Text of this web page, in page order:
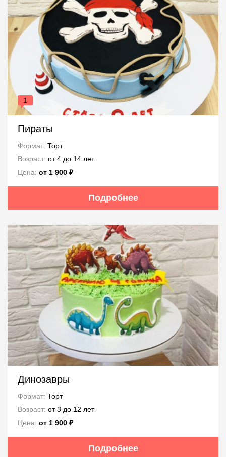
1
Пираты
Формат: Торт
Возраст: от 4 до 14 лет
Цена: от 1 900 ₽
Подробнее
Динозавры
Формат: Торт
Возраст: от 3 до 12 лет
Цена: от 1 900 ₽
Подробнее